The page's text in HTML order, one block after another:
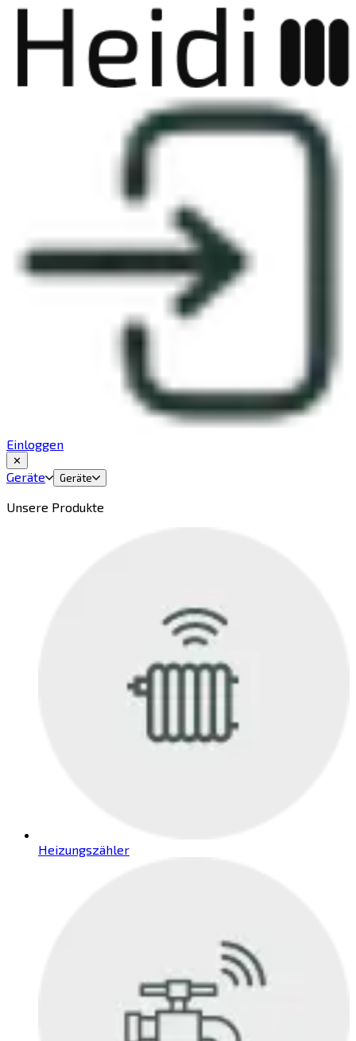
Einloggen
✕
Geräte Geräte
Unsere Produkte
Heizungszähler